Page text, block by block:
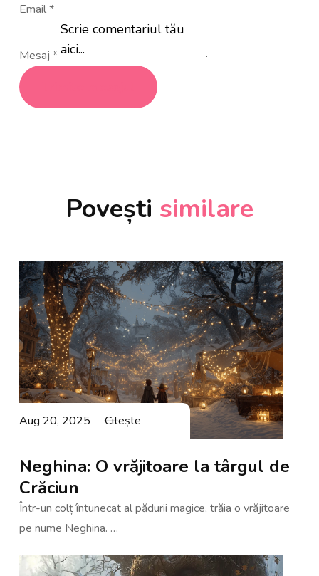
Email*
Mesaj *
Povești similare
Aug 20, 2025 Citește
Neghina: O vrăjitoare la târgul de
Crăciun
Într-un colț întunecat al pădurii magice, trăia o vrăjitoare
pe nume Neghina. …